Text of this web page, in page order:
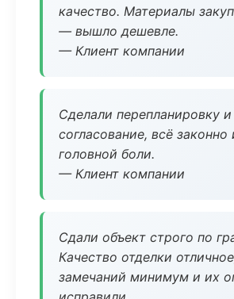
качество. Материалы
— вышло дешевле.
— Клиент компании
Сделали перепланировку и
согласование, всё законно
головной боли.
— Клиент компании
Сдали объект строго по
Качество отделки
замечаний минимум и их